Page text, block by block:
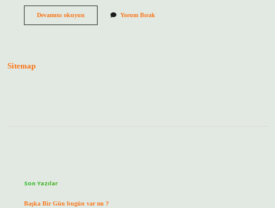
Devamını okuyunŞebboy
Yorum Bırak
Sitemap
Son Yazılar
Başka Bir Gün bugün var mı ?